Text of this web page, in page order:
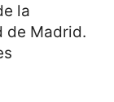
la
de Madrid.